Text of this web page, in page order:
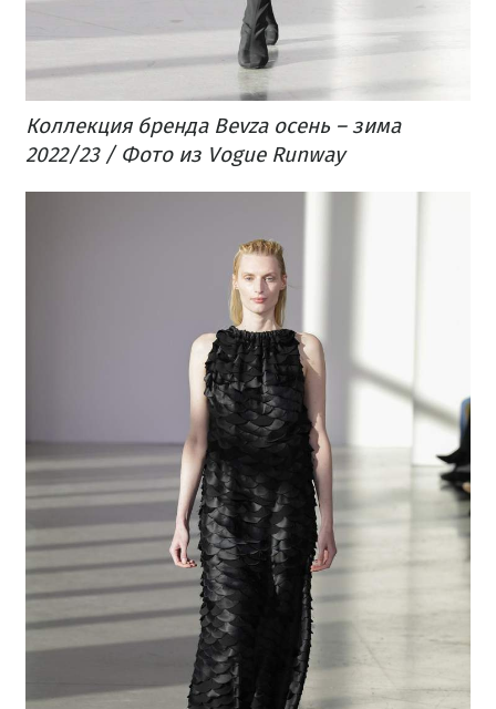
Коллекция бренда Bevza осень – зима
2022/23 / Фото из Vogue Runway